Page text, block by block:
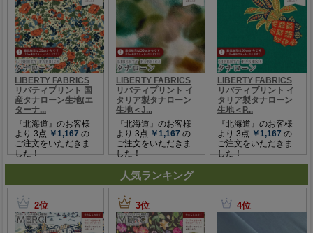
人気ランキング